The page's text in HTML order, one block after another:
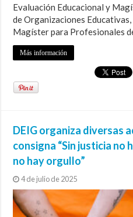
Evaluación Educacional y
de Organizaciones
Magíster para Profesionales
Más información
DEIG organiza diversas
consigna “Sin justicia no
no hay orgullo”
4 de julio de 2025